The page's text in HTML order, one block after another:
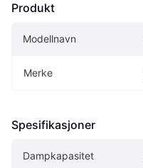
Produkt
Modellnavn
Merke
Spesifikasjoner
Dampkapasitet